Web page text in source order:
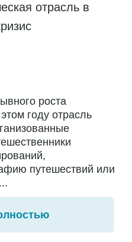
отрасль в
роста
году отрасль
путешествий или